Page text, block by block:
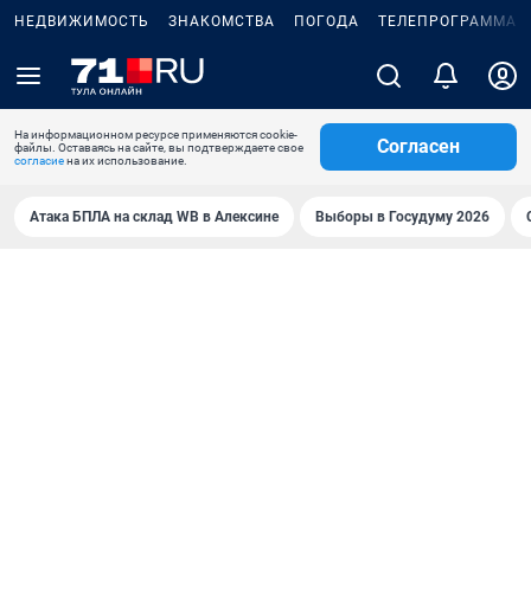
НЕДВИЖИМОСТЬ ЗНАКОМСТВА ПОГОДА ТЕЛЕПРОГРАММА
На информационном ресурсе применяются cookie-
файлы. Оставаясь на сайте, вы подтверждаете свое
согласиена их использование.
Согласен
Атака БПЛА на склад WB в Алексине Выборы в Госудуму 2026